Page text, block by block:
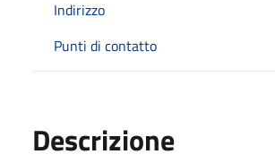
Indirizzo
Punti di contatto
Descrizione